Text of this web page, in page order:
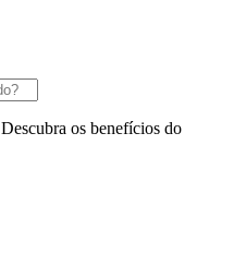
Descubra os benefícios do